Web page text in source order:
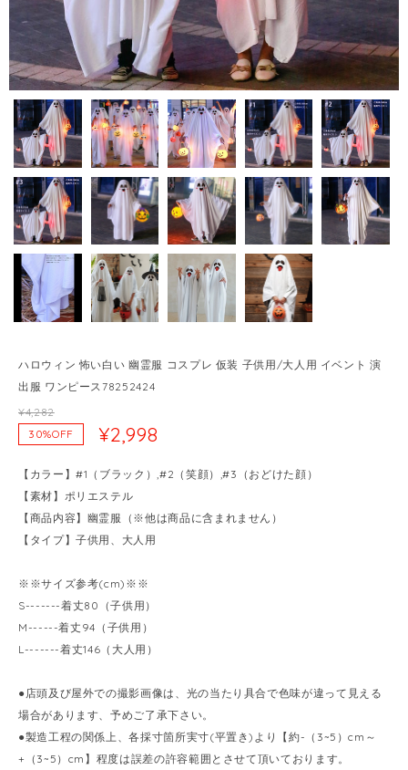
ハロウィン 怖い白い 幽霊服 コスプレ 仮装 子供用/大人用 イベント 演
出服 ワンピース78252424
¥4,282
30%OFF
¥2,998
【カラー】#1（ブラック）,#2（笑顔）,#3（おどけた顔）
【素材】ポリエステル
【商品内容】幽霊服（※他は商品に含まれません）
【タイプ】子供用、大人用
※※サイズ参考(cm)※※
S-------着丈80（子供用）
M------着丈94（子供用）
L-------着丈146（大人用）
●店頭及び屋外での撮影画像は、光の当たり具合で色味が違って見える
場合があります、予めご了承下さい。
●製造工程の関係上、各採寸箇所実寸(平置き)より【約-（3~5）cm～
+（3~5）cm】程度は誤差の許容範囲とさせて頂いております。